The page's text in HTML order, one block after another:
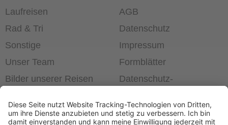
Laufreisen
Rad & Tri
Sonstige
Unser Team
Bilder unserer Reisen
AGB
Datenschutz
Impressum
Formblätter
Datenschutz­